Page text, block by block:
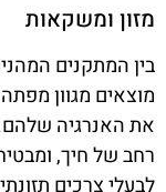
מזון ומשקאות
מוצאים מגוון
את האנרגיה
רחב של חיך,